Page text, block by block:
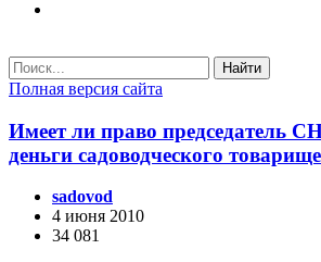
Найти
Полная версия сайта
Имеет ли право председатель
деньги садоводческого
sadovod
4 июня 2010
34 081